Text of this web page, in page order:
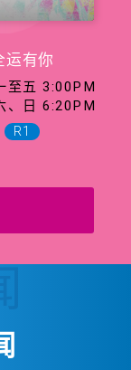
运有你
至五 3:00PM
、日 6:20PM
R1